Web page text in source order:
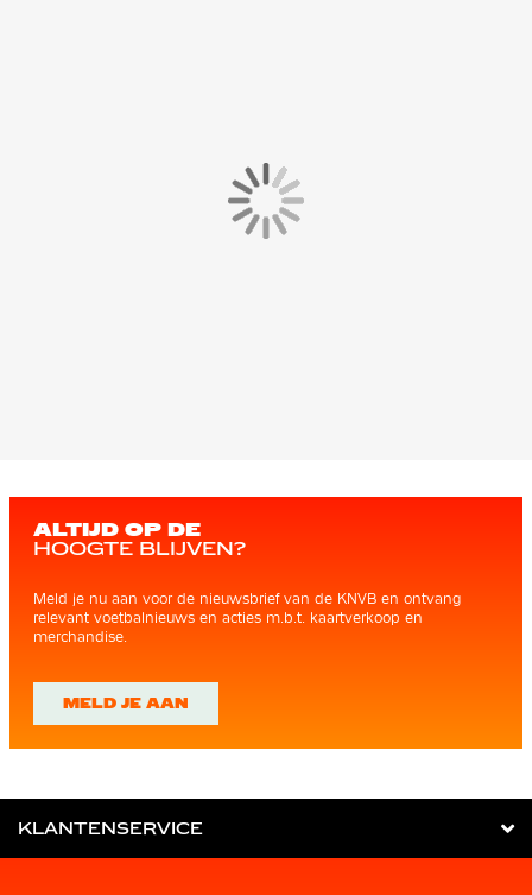
ALTIJD OP DE
HOOGTE BLIJVEN?
Meld je nu aan voor de nieuwsbrief van de KNVB en ontvang
relevant voetbalnieuws en acties m.b.t. kaartverkoop en
merchandise.
MELD JE AAN
KLANTENSERVICE